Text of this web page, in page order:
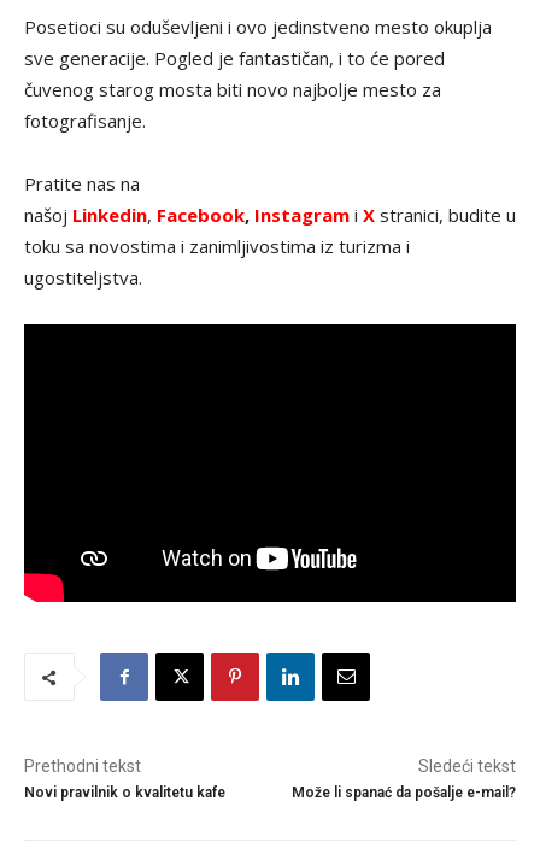
Posetioci su oduševljeni i ovo jedinstveno mesto okuplja
sve generacije. Pogled je fantastičan, i to će pored
čuvenog starog mosta biti novo najbolje mesto za
fotografisanje.
Pratite nas na
našoj Linkedin, Facebook, Instagram i X stranici, budite u
toku sa novostima i zanimljivostima iz turizma i
ugostiteljstva.
Prethodni tekst
Novi pravilnik o kvalitetu kafe
Sledeći tekst
Može li spanać da pošalje e-mail?